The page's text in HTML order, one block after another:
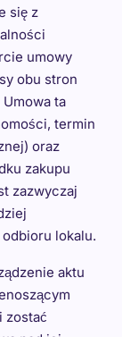
się z
umowy
obu stron
ta
termin
oraz
zakupu
zazwyczaj
lokalu.
aktu
zostać